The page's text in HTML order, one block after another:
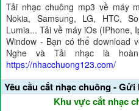
Tải nhạc chuông mp3 về máy
Nokia, Samsung, LG, HTC,
Lumia... Tải về máy iOs (IPhone,
Window - Bạn có thể download
Nghe và Tải nhạc là
https://nhacchuong123.com/
Yêu cầu cắt nhạc chuông - Gửi
Khu vực cắt nhạc